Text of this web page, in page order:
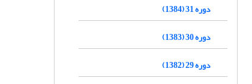
دوره 31 (1384)
دوره 30 (1383)
دوره 29 (1382)